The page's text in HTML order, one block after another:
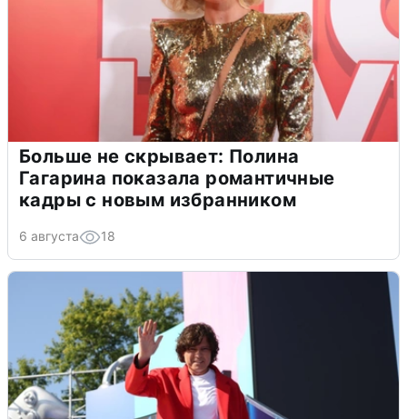
Больше не скрывает: Полина
Гагарина показала романтичные
кадры с новым избранником
6 августа 18